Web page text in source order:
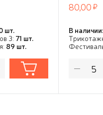
шт.
3: 71 шт.
89 шт.
80,00
В